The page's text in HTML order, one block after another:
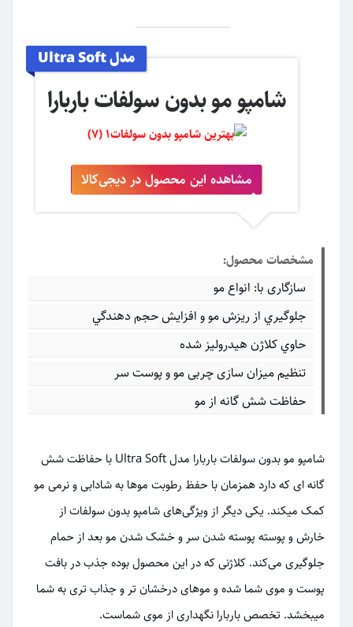
مدل Ultra Soft
شامپو مو بدون سولفات باربارا
مشاهده این محصول در دیجی‌کالا
مشخصات محصول:
سازگاری با: انواع مو
جلوگيري از ريزش مو و افزايش حجم دهندگي
حاوي كلاژن هيدروليز شده
تنظیم میزان سازی چربی مو و پوست سر
حفاظت شش گانه از مو
شامپو مو بدون سولفات باربارا مدل Ultra Soft با حفاظت شش
گانه ای که دارد همزمان با حفظ رطوبت موها به شادابی و نرمی مو
کمک میکند. یکی دیگر از ویژگی‌های شامپو بدون سولفات از
خارش و پوسته‌ پوسته شدن سر و خشک شدن مو بعد از حمام
جلوگیری می‌کند. کلاژنی که در این محصول بوده جذب در بافت
پوست و موی شما شده و موهای درخشان تر و جذاب تری به شما
میبخشد. تخصص باربارا نگهداری از موی شماست.